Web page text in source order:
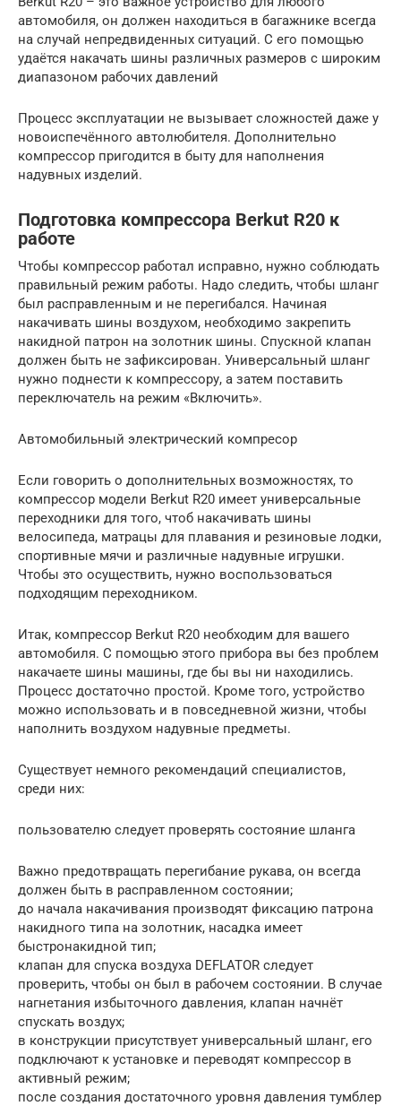
автомобиля, он должен находиться в багажнике всегда
на случай непредвиденных ситуаций. С его помощью
удаётся накачать шины различных размеров с широким
диапазоном рабочих давлений
Процесс эксплуатации не вызывает сложностей даже у
новоиспечённого автолюбителя. Дополнительно
компрессор пригодится в быту для наполнения
надувных изделий.
Подготовка компрессора Berkut R20 к
работе
Чтобы компрессор работал исправно, нужно соблюдать
правильный режим работы. Надо следить, чтобы шланг
был расправленным и не перегибался. Начиная
накачивать шины воздухом, необходимо закрепить
накидной патрон на золотник шины. Спускной клапан
должен быть не зафиксирован. Универсальный шланг
нужно поднести к компрессору, а затем поставить
переключатель на режим «Включить».
Автомобильный электрический компресор
Если говорить о дополнительных возможностях, то
компрессор модели Berkut R20 имеет универсальные
переходники для того, чтоб накачивать шины
велосипеда, матрацы для плавания и резиновые лодки,
спортивные мячи и различные надувные игрушки.
Чтобы это осуществить, нужно воспользоваться
подходящим переходником.
Итак, компрессор Berkut R20 необходим для вашего
автомобиля. С помощью этого прибора вы без проблем
накачаете шины машины, где бы вы ни находились.
Процесс достаточно простой. Кроме того, устройство
можно использовать и в повседневной жизни, чтобы
наполнить воздухом надувные предметы.
Существует немного рекомендаций специалистов,
среди них:
пользователю следует проверять состояние шланга
Важно предотвращать перегибание рукава, он всегда
должен быть в расправленном состоянии;
до начала накачивания производят фиксацию патрона
накидного типа на золотник, насадка имеет
быстронакидной тип;
клапан для спуска воздуха DEFLATOR следует
проверить, чтобы он был в рабочем состоянии. В случае
нагнетания избыточного давления, клапан начнёт
спускать воздух;
в конструкции присутствует универсальный шланг, его
подключают к установке и переводят компрессор в
активный режим;
после создания достаточного уровня давления тумблер